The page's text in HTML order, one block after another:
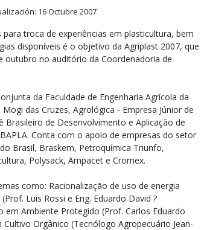
16 Octubre 2007
troca de experiências em plasticultura, bem
disponíveis é o objetivo da Agriplast 2007, que
outubro no auditório da Coordenadoria de
da Faculdade de Engenharia Agrícola da
das Cruzes, Agrológica - Empresa Júnior de
Brasileiro de Desenvolvimento e Aplicação de
Conta com o apoio de empresas do setor
Brasil, Braskem, Petroquímica Triunfo,
Polysack, Ampacet e Cromex.
como: Racionalização de uso de energia
Luis Rossi e Eng. Eduardo David ?
em Ambiente Protegido (Prof. Carlos Eduardo
Cultivo Orgânico (Tecnólogo Agropecuário Jean-